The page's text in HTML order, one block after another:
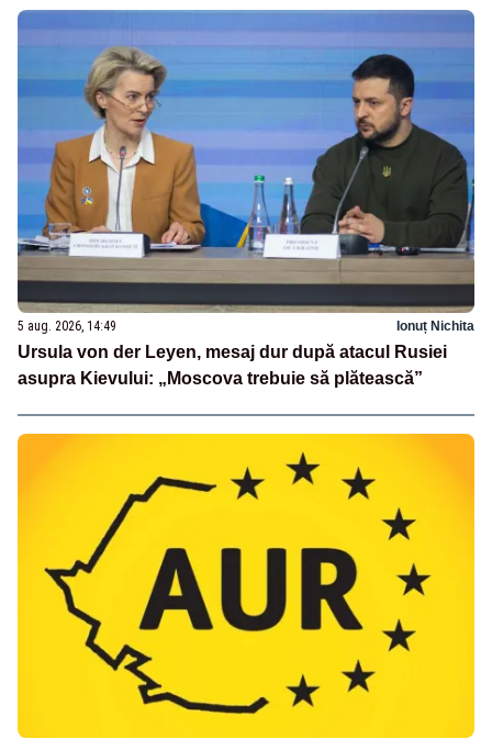
5 aug. 2026, 14:49 Ionuț Nichita
Ursula von der Leyen, mesaj dur după atacul Rusiei
asupra Kievului: „Moscova trebuie să plătească”